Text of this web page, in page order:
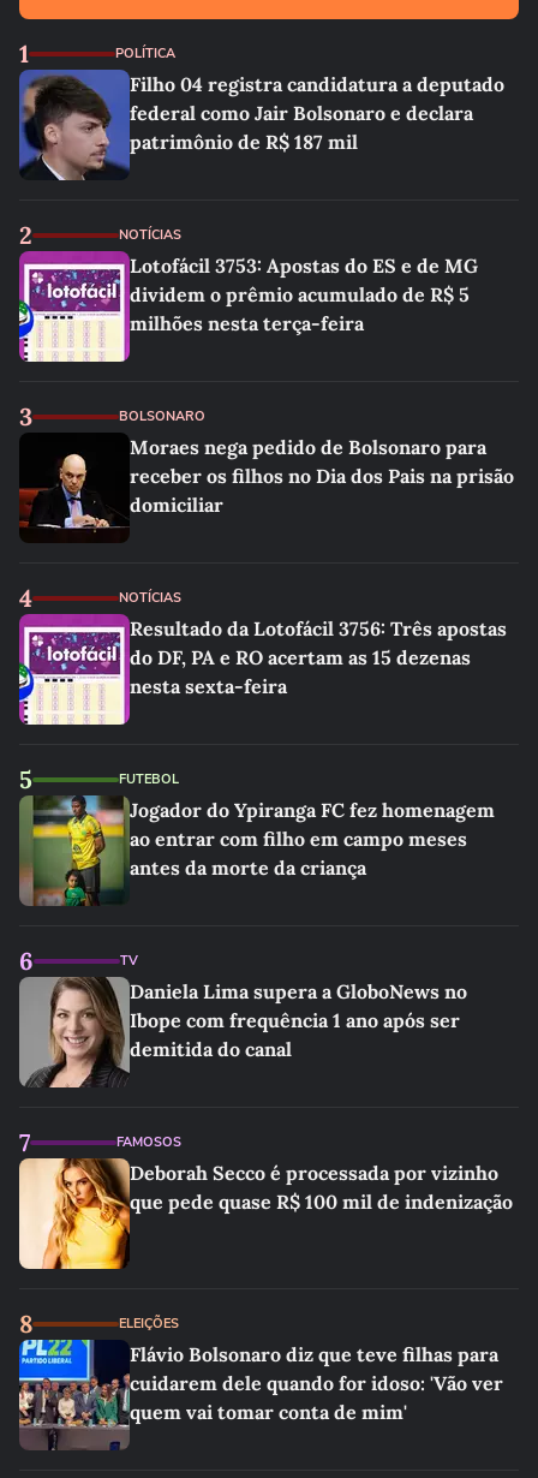
1 POLÍTICA
Filho 04 registra candidatura a deputado
federal como Jair Bolsonaro e declara
patrimônio de R$ 187 mil
2 NOTÍCIAS
Lotofácil 3753: Apostas do ES e de MG
dividem o prêmio acumulado de R$ 5
milhões nesta terça-feira
3 BOLSONARO
Moraes nega pedido de Bolsonaro para
receber os filhos no Dia dos Pais na prisão
domiciliar
4 NOTÍCIAS
Resultado da Lotofácil 3756: Três apostas
do DF, PA e RO acertam as 15 dezenas
nesta sexta-feira
5 FUTEBOL
Jogador do Ypiranga FC fez homenagem
ao entrar com filho em campo meses
antes da morte da criança
6 TV
Daniela Lima supera a GloboNews no
Ibope com frequência 1 ano após ser
demitida do canal
7 FAMOSOS
Deborah Secco é processada por vizinho
que pede quase R$ 100 mil de indenização
8 ELEIÇÕES
Flávio Bolsonaro diz que teve filhas para
cuidarem dele quando for idoso: 'Vão ver
quem vai tomar conta de mim'